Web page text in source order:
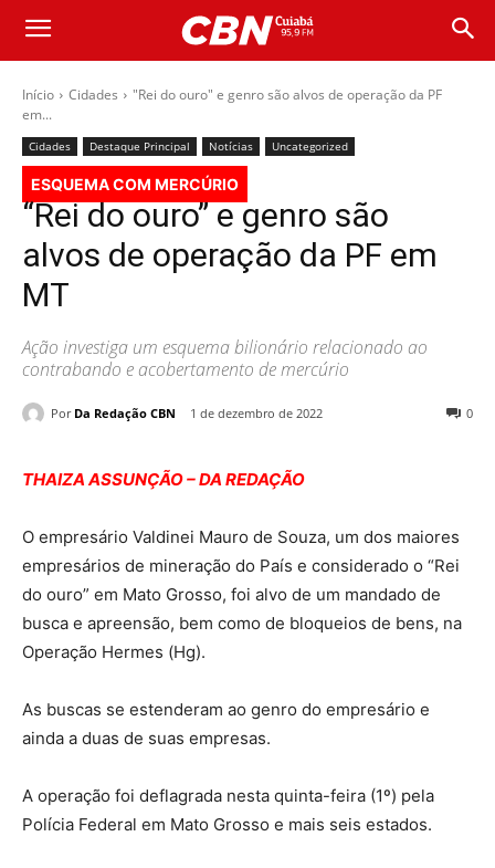
Início Cidades
"Rei do ouro" e genro são alvos de operação da PF
em...
Cidades Destaque Principal Notícias Uncategorized
ESQUEMA COM MERCÚRIO
“Rei do ouro” e genro são
alvos de operação da PF em
MT
Ação investiga um esquema bilionário relacionado ao
contrabando e acobertamento de mercúrio
Por Da Redação CBN 1 de dezembro de 2022 0
THAIZA ASSUNÇÃO – DA REDAÇÃO
O empresário Valdinei Mauro de Souza, um dos maiores
empresários de mineração do País e considerado o “Rei
do ouro” em Mato Grosso, foi alvo de um mandado de
busca e apreensão, bem como de bloqueios de bens, na
Operação Hermes (Hg).
As buscas se estenderam ao genro do empresário e
ainda a duas de suas empresas.
A operação foi deflagrada nesta quinta-feira (1º) pela
Polícia Federal em Mato Grosso e mais seis estados.